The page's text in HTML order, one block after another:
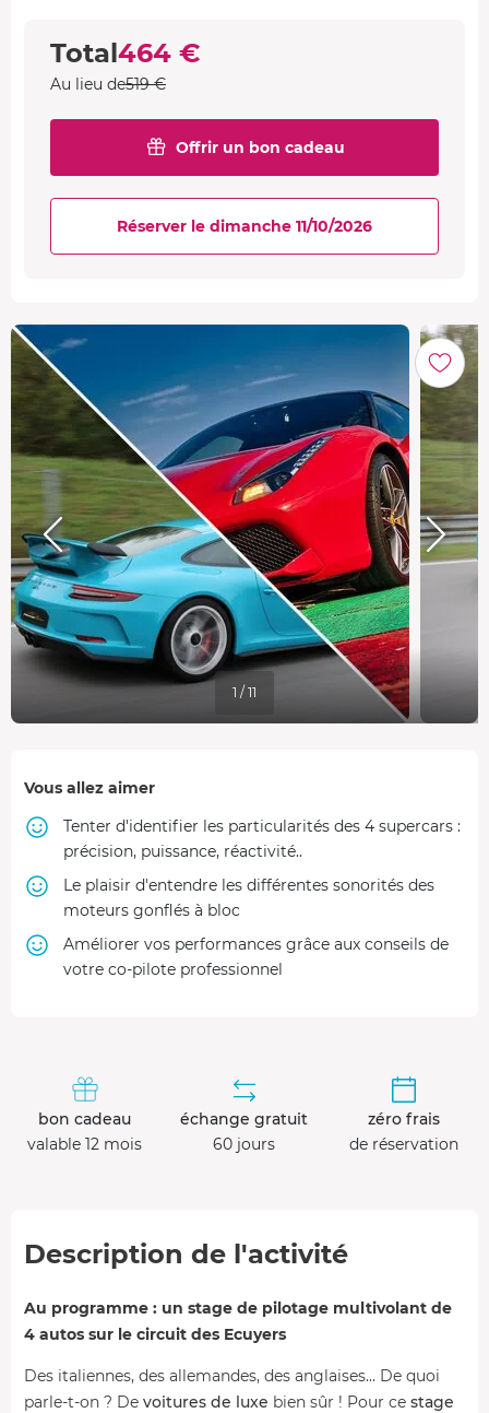
+ Ferrari F488 GTB
Faisable uniquement le 11/10/2026
Pilotage Corvette C8 + Ford Mustang
377 €
Faisable uniquement le 23/08/2026
Total464 €
Au lieu de519 €
Offrir un bon cadeau
Réserver le dimanche 11/10/2026
1 / 11
Vous allez aimer
Tenter d'identifier les particularités des 4 supercars :
précision, puissance, réactivité..
Le plaisir d'entendre les différentes sonorités des
moteurs gonflés à bloc
Améliorer vos performances grâce aux conseils de
votre co-pilote professionnel
bon cadeau
valable 12 mois
échange gratuit
60 jours
zéro frais
de réservation
Description de l'activité
Au programme : un stage de pilotage multivolant de
4 autos sur le circuit des Ecuyers
Des italiennes, des allemandes, des anglaises... De quoi
parle-t-on ? De voitures de luxe bien sûr ! Pour ce stage